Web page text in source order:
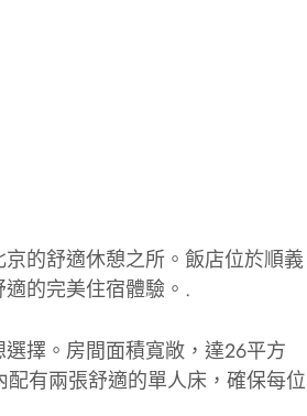
的舒適休憩之所。飯店位於順義
的完美住宿體驗。.
擇。房間面積寬敞，達26平方
有兩張舒適的單人床，確保每位